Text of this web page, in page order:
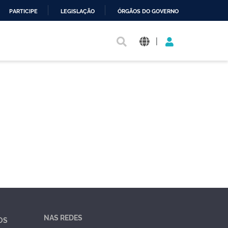
PARTICIPE LEGISLAÇÃO ÓRGÃOS DO GOVERNO
|
NAS REDES